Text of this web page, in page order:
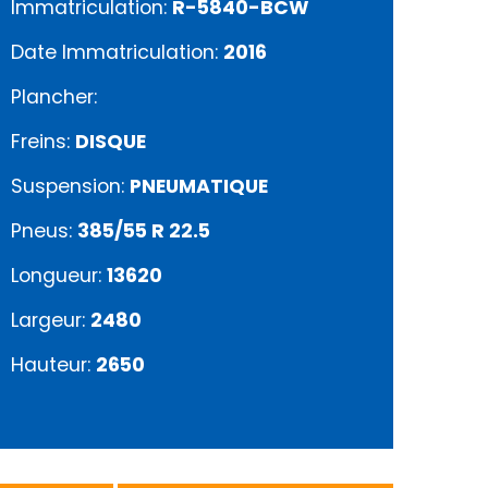
Immatriculation: R-5840-BCW
Date Immatriculation: 2016
Plancher:
Freins: DISQUE
Suspension: PNEUMATIQUE
Pneus: 385/55 R 22.5
Longueur: 13620
Largeur: 2480
Hauteur: 2650